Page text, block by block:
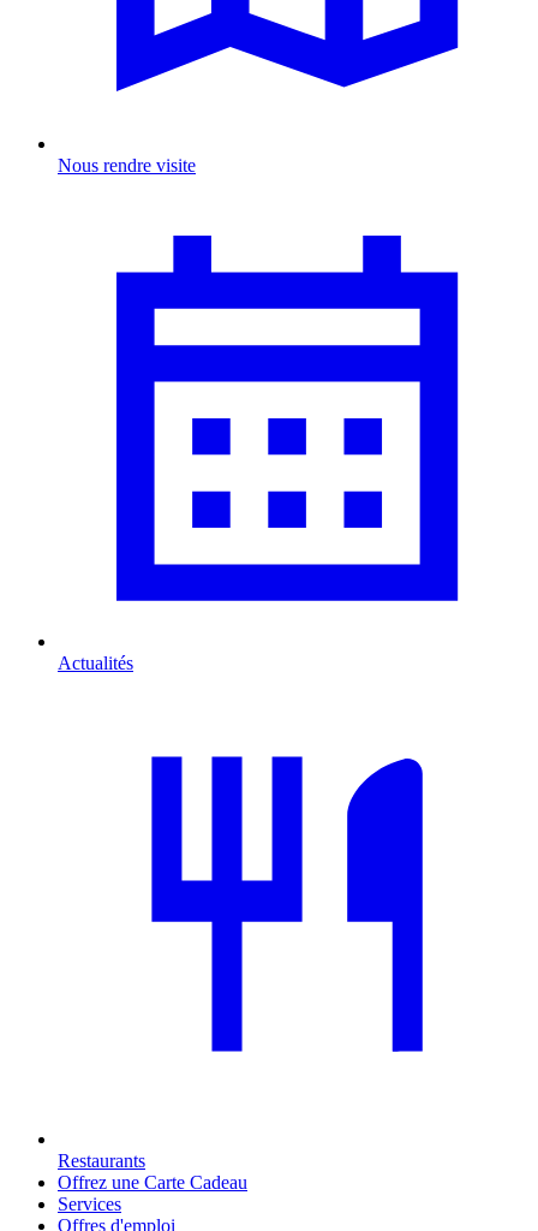
Nous rendre visite
Actualités
Restaurants
Offrez une Carte Cadeau
Services
Offres d'emploi